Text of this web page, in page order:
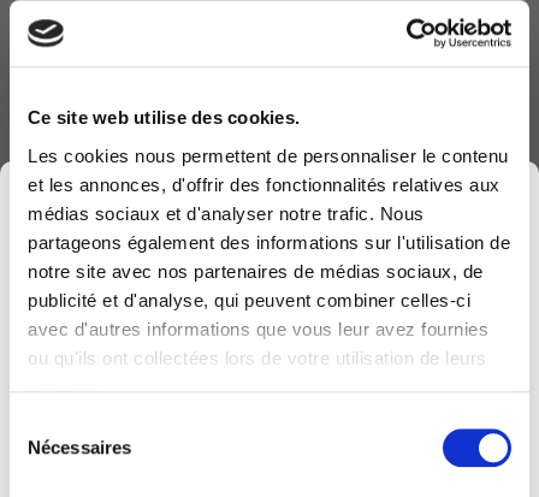
Ce site web utilise des cookies.
Les cookies nous permettent de personnaliser le contenu
et les annonces, d'offrir des fonctionnalités relatives aux
médias sociaux et d'analyser notre trafic. Nous
partageons également des informations sur l'utilisation de
notre site avec nos partenaires de médias sociaux, de
publicité et d'analyse, qui peuvent combiner celles-ci
avec d'autres informations que vous leur avez fournies
ou qu'ils ont collectées lors de votre utilisation de leurs
Nécessaires
Computerland devient KEYES, votre partenaire
belge de référence en solutions digitales, alliant
Cette évolution marque une nouvelle étape, avec
Une prise de conscience doit s’opérer. L’adoption d’une
stratégie de sécurité globale devient dès lors une
nécessité absolue même au niveau des PME. La sécurité
DERNIERS ARTICLES
TechXperience : une journée pour vivre l’IT
d’aujourd’hui… et anticiper celui de demain
26 mai 2026